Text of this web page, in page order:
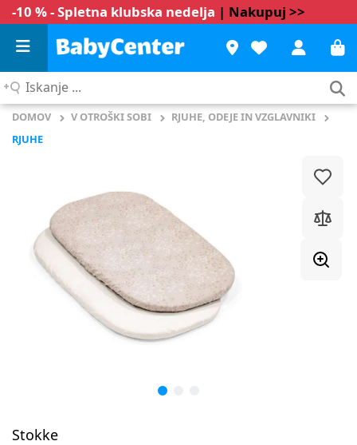
-10 % - Spletna klubska nedelja | Nakupuj >>
Iskanje
DOMOV V OTROŠKI SOBI
RJUHE, ODEJE IN VZGLAVNIKI
RJUHE
Stokke